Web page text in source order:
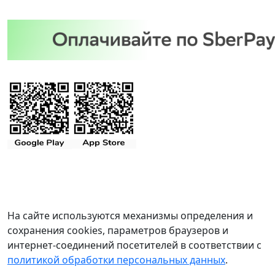
На сайте используются механизмы определения и
сохранения cookies, параметров браузеров и
интернет-соединений посетителей в соответствии с
политикой обработки персональных данных.